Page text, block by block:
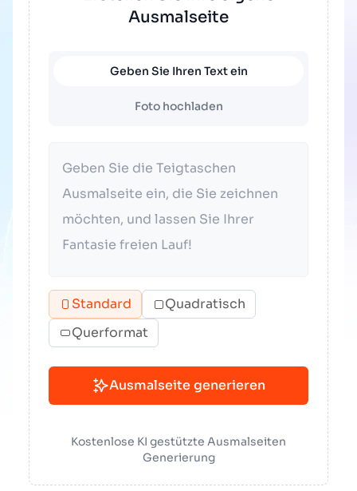
Ausmalseite
Geben Sie Ihren Text ein
Foto hochladen
Standard
Quadratisch
Querformat
Ausmalseite generieren
Kostenlose KI gestützte Ausmalseiten
Generierung